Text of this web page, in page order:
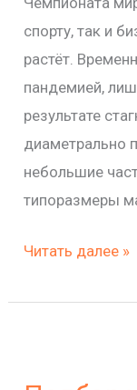
спорту, так и
растёт.
пандемией,
результате
диаметрально
небольшие
типоразмеры
Читать далее »